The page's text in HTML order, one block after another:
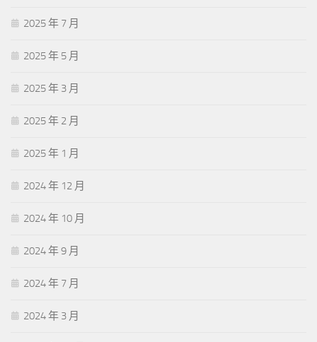
2025 年 7 月
2025 年 5 月
2025 年 3 月
2025 年 2 月
2025 年 1 月
2024 年 12 月
2024 年 10 月
2024 年 9 月
2024 年 7 月
2024 年 3 月